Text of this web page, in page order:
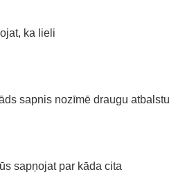
ka lieli
sapnis nozīmē draugu atbalstu
sapņojat par kāda cita